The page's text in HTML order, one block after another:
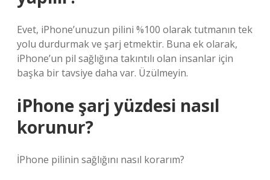
Evet, iPhone’unuzun pilini %100 olarak tutmanın tek
yolu durdurmak ve şarj etmektir. Buna ek olarak,
iPhone’un pil sağlığına takıntılı olan insanlar için
başka bir tavsiye daha var. Üzülmeyin.
iPhone şarj yüzdesi nasıl
korunur?
İPhone pilinin sağlığını nasıl korarım?